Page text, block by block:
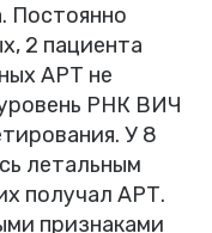
Постоянно
2 пациента
АРТ не
РНК ВИЧ
У 8
летальным
получал АРТ.
признаками